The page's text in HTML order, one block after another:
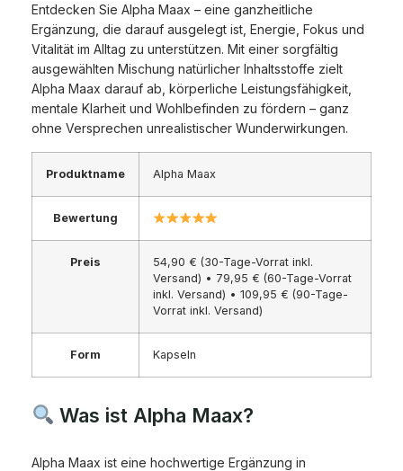
Entdecken Sie Alpha Maax – eine ganzheitliche
Ergänzung, die darauf ausgelegt ist, Energie, Fokus und
Vitalität im Alltag zu unterstützen. Mit einer sorgfältig
ausgewählten Mischung natürlicher Inhaltsstoffe zielt
Alpha Maax darauf ab, körperliche Leistungsfähigkeit,
mentale Klarheit und Wohlbefinden zu fördern – ganz
ohne Versprechen unrealistischer Wunderwirkungen.
Produktname Alpha Maax
Bewertung
Preis
54,90 € (30-Tage-Vorrat inkl.
Versand) • 79,95 € (60-Tage-Vorrat
inkl. Versand) • 109,95 € (90-Tage-
Vorrat inkl. Versand)
Form Kapseln
Was ist Alpha Maax?
Alpha Maax ist eine hochwertige Ergänzung in